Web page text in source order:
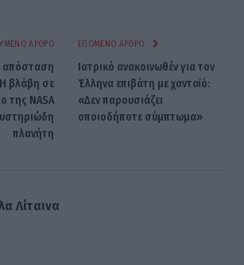
ΆΡΘΡΟ
απόσταση
βλάβη σε
της NASA
πλανήτη
ΕΠΌΜΕΝΟ ΆΡΘΡΟ
Ιατρικό ανακοινωθέν για τον
Έλληνα επιβάτη με χανταϊό:
«Δεν παρουσιάζει
οποιοδήποτε σύμπτωμα»
Λίταινα